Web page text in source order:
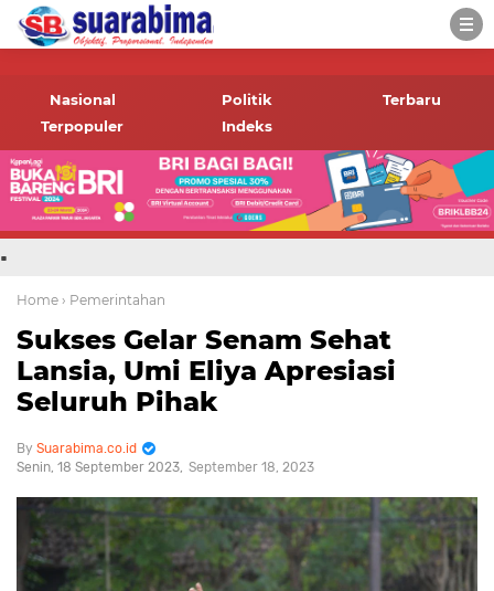
-->
informasi terbaru tentang
Bima dan daerah sekitar
Nasional Politik
Terbaru
Terpopuler
Indeks
.
Home › Pemerintahan
Sukses Gelar Senam Sehat
Lansia, Umi Eliya Apresiasi
Seluruh Pihak
Suarabima.co.id
Senin, 18 September 2023 September 18, 2023